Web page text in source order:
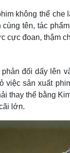
không thể
tên, tác
cực đoan, thậm
đối dấy lên
việc sản xuất
thay thế bằng
lớn.